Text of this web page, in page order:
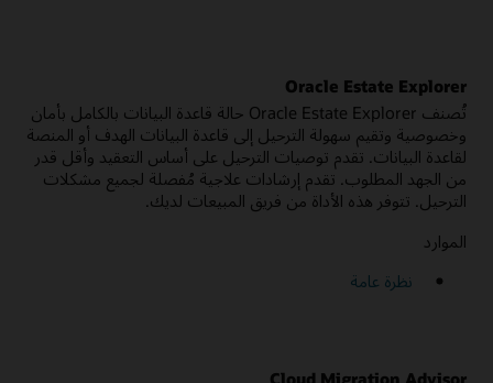
Oracle Estate Explorer
تُصنف Oracle Estate Explorer حالة قاعدة البيانات بالكامل بأمان
وخصوصية وتقيم سهولة الترحيل إلى قاعدة البيانات الهدف أو المنصة
لقاعدة البيانات. تقدم توصيات الترحيل على أساس التعقيد وأقل قدر
من الجهد المطلوب. تقدم إرشادات علاجية مُفصلة لجميع مشكلات
الترحيل. تتوفر هذه الأداة من فريق المبيعات لديك.
الموارد
نظرة عامة
Cloud Migration Advisor